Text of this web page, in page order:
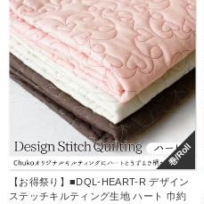
巻/Roll
【お得祭り】■DQL-HEART-R デザイン
ステッチキルティング生地 ハート 巾約